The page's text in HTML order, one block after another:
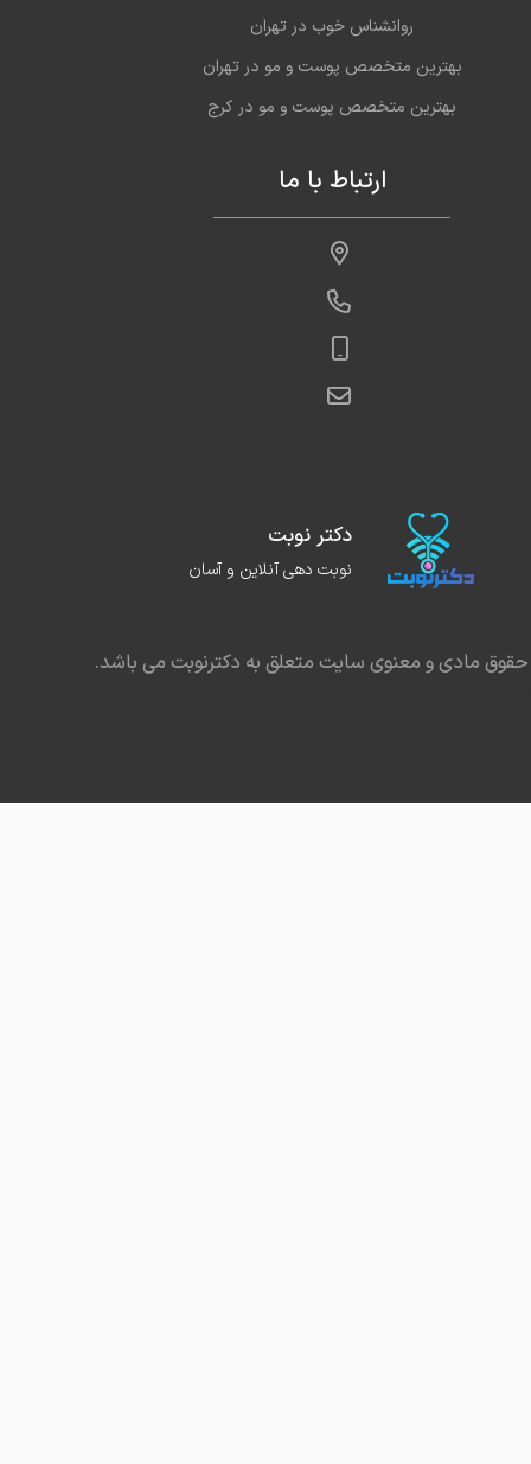
روانشناس خوب در تهران
بهترین متخصص پوست و مو در تهران
بهترین متخصص پوست و مو در کرج
ارتباط با ما
دکتر نوبت
نوبت دهی آنلاین و آسان
مادی و معنوی سایت متعلق به دکترنوبت می باشد.